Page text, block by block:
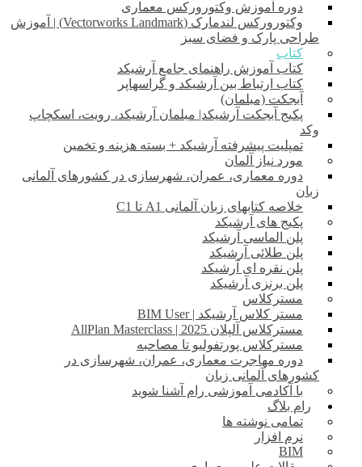
دوره آموزش وکتورورکس معماری
وکتورورکس لندمارک (Vectorworks Landmark) | آموزش
طراحی پارک و فضای سبز
کتاب
کتاب آموزش راهنمای جامع آرشیکد
کتاب ارتباط بین آرشیکد و گراسهاپر
آبجکت (مبلمان)
پکیج آبجکت آرشیکد| مبلمان آرشیکد، رویت، اسکچاپ
وکد
تمپلیت پیشرفته آرشیکد + بسته هزینه و تخمین
مورد نیاز آلمان
دوره معماری، عمران، شهرسازی در کشورهای آلمانی
زبان
خلاصه کتابهای زبان آلمانی A1 تا C1
پکیج های آرشیکد
پلن الماسی آرشیکد
پلن طلائی آرشیکد
پلن نقره ای آرشیکد
پلن برنزی آرشیکد
مسترکلاس
مستر کلاس آرشیکد | BIM User
مسترکلاس آلپلان 2025 | AllPlan Masterclass
مسترکلاس پورتفولیو تا مصاحبه
دوره مهاجرت معماری، عمران، شهرسازی در
کشورهای آلمانی زبان
با آکادمی آموزشی رام آشنا شوید
رام بلاگ
تمامی نوشته ها
نرم افزار
BIM